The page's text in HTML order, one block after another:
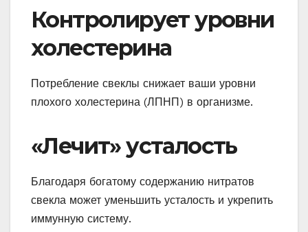
Контролирует уровни
холестерина
Потребление свеклы снижает ваши уровни
плохого холестерина (ЛПНП) в организме.
«Лечит» усталость
Благодаря богатому содержанию нитратов
свекла может уменьшить усталость и укрепить
иммунную систему.